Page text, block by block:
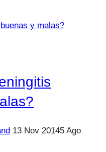
13 Nov 20145 Ago